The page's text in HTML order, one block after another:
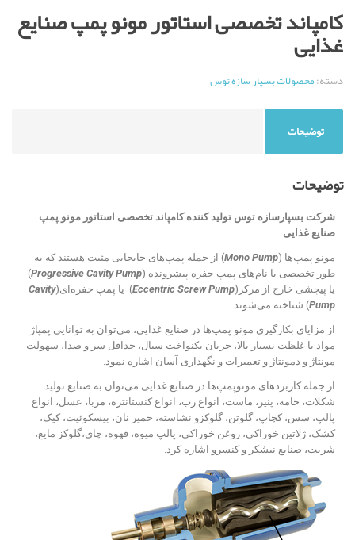
کامپاند تخصصی استاتور مونو پمپ صنایع
غذایی
دسته:محصولات بسپار سازه توس
توضیحات
توضیحات
شرکت بسپارسازه توس تولید کننده کامپاند تخصصی استاتور مونو پمپ
صنایع غذایی
مونو پمپ‌ها (Mono Pump) از جمله پمپ‌های جابجایی مثبت هستند که به
طور تخصصی با نام‌های پمپ حفره پیشرونده (Progressive Cavity Pump
)
یا پیچشی خارج از مرکز(Eccentric Screw Pump) یا پمپ حفره‌ای(Cavity
Pump) شناخته می‌شوند.
از مزایای بکارگیری مونو پمپ‌ها در صنایع غذایی، می‌توان به توانایی پمپاژ
مواد با غلظت بسیار بالا، جریان یکنواخت سیال، حداقل سر و صدا، سهولت
مونتاژ و دمونتاژ و تعمیرات و نگهداری آسان اشاره نمود.
از جمله کاربردهای مونوپمپ‌ها در صنایع غذایی می‌توان به صنایع تولید
شکلات، خامه، پنیر، ماست، انواع رب، انواع کنستانتره، مربا، عسل، انواع
پالپ، سس، کچاپ، گلوتن، گلوکزو نشاسته، خمیر نان، بیسکوئیت، کیک،
کشک، ژلاتین خوراکی، روغن خوراکی، پالپ میوه، قهوه، چای،‌گلوکز مایع،
شربت، صنایع نیشکر و کنسرو اشاره کرد.